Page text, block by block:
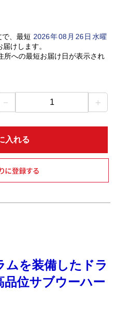
、最短 2026年08 月 26日水曜
届けします。
所への最短お届け日が表示され
－ 1 ＋
入れる
ムを装備したドラ
位サブウーハー